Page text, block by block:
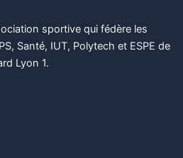
sportive qui fédère les
Santé, IUT, Polytech et ESPE de
Lyon 1.